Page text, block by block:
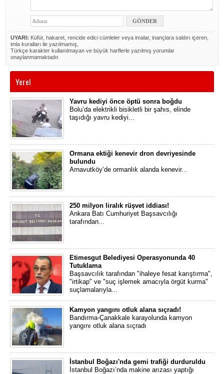
UYARI: Küfür, hakaret, rencide edici cümleler veya imalar, inançlara saldırı içeren,
imla kuralları ile yazılmamış,
Türkçe karakter kullanılmayan ve büyük harflerle yazılmış yorumlar
onaylanmamaktadır.
Yerel
Yavru kediyi önce öptü sonra boğdu
Bolu’da elektrikli bisikletli bir şahıs, elinde
taşıdığı yavru kediyi...
Ormana ektiği kenevir dron devriyesinde
bulundu
Arnavutköy’de ormanlık alanda kenevir...
250 milyon liralık rüşvet iddiası!
Ankara Batı Cumhuriyet Başsavcılığı
tarafından...
Etimesgut Belediyesi Operasyonunda 40
Tutuklama
Başsavcılık tarafından "ihaleye fesat karıştırma",
"irtikap" ve "suç işlemek amacıyla örgüt kurma"
suçlamalarıyla...
Kamyon yangını otluk alana sıçradı!
Bandırma-Çanakkale karayolunda kamyon
yangını otluk alana sıçradı
İstanbul Boğazı'nda gemi trafiği durduruldu
İstanbul Boğazı’nda makine arızası yaptığı